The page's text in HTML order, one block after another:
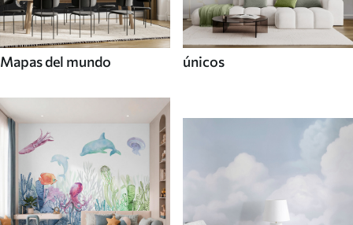
Mapas del mundo únicos